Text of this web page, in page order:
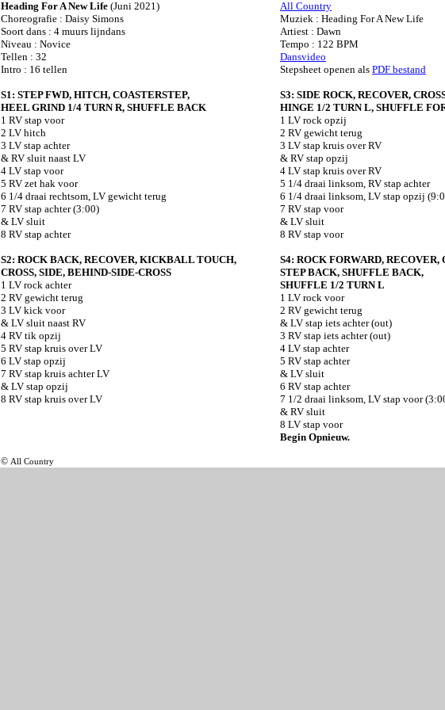
Heading For A New Life (Juni 2021)
Choreografie : Daisy Simons
Soort dans : 4 muurs lijndans
Niveau : Novice
Tellen : 32
Intro : 16 tellen
All Country
Muziek : Heading For A New Life
Artiest : Dawn
Tempo : 122 BPM
Dansvideo
Stepsheet openen als PDF bestand
S1: STEP FWD, HITCH, COASTERSTEP,
HEEL GRIND 1/4 TURN R, SHUFFLE BACK
1 RV stap voor
2 LV hitch
3 LV stap achter
& RV sluit naast LV
4 LV stap voor
5 RV zet hak voor
6 1/4 draai rechtsom, LV gewicht terug
7 RV stap achter (3:00)
& LV sluit
8 RV stap achter
S2: ROCK BACK, RECOVER, KICKBALL TOUCH,
CROSS, SIDE, BEHIND-SIDE-CROSS
1 LV rock achter
2 RV gewicht terug
3 LV kick voor
& LV sluit naast RV
4 RV tik opzij
5 RV stap kruis over LV
6 LV stap opzij
7 RV stap kruis achter LV
& LV stap opzij
8 RV stap kruis over LV
S3: SIDE ROCK, RECOVER,
HINGE 1/2 TURN L, SHUFFLE
1 LV rock opzij
2 RV gewicht terug
3 LV stap kruis over RV
& RV stap opzij
4 LV stap kruis over RV
5 1/4 draai linksom, RV stap achter
6 1/4 draai linksom, LV stap opzij
7 RV stap voor
& LV sluit
8 RV stap voor
S4: ROCK FORWARD, RECOVER,
STEP BACK, SHUFFLE BACK,
SHUFFLE 1/2 TURN L
1 LV rock voor
2 RV gewicht terug
& LV stap iets achter (out)
3 RV stap iets achter (out)
4 LV stap achter
5 RV stap achter
& LV sluit
6 RV stap achter
7 1/2 draai linksom, LV stap voor
& RV sluit
8 LV stap voor
Begin Opnieuw.
© All Country